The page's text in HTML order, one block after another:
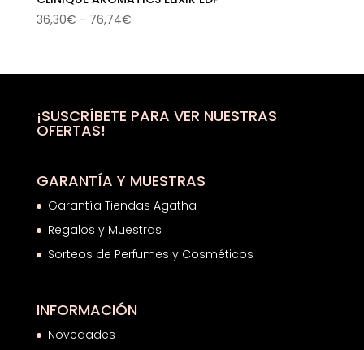
36,30€ - 76,74€Rango
desde
hasta
¡SUSCRÍBETE PARA VER NUESTRAS
OFERTAS!
GARANTÍA Y MUESTRAS
Garantía Tiendas Agatha
Regalos y Muestras
Sorteos de Perfumes y Cosméticos
INFORMACIÓN
Novedades